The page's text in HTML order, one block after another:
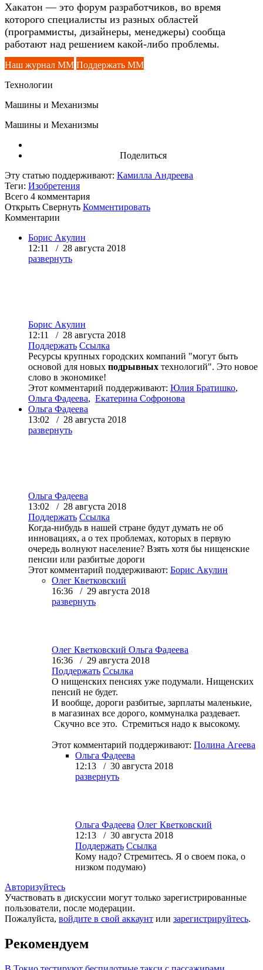
Хакатон — это форум разработчиков, во время
которого специалисты из разных областей
(программисты, дизайнеры, менеджеры) сообща
работают над решением какой-либо проблемы.
Наш журнал ММ Поддержать ММ
Технологии
Машины и Механизмы
Машины и Механизмы
Поделиться
Эту статью поддерживают: Камилла Андреева
Теги: Изобретения
Всего 4 комментария
Открыть Свернуть Комментировать
Комментарии
Борис Акулин
12:11 / 28 августа 2018
развернуть
Борис Акулин
12:11 / 28 августа 2018
Поддержать Ссылка
Ресурсы крупных городских компаний "могут быть
основой для новых подрывных технологий". Это новое
слово в экономике!
Этот комментарий поддерживают: Юлия Братишко,
Ольга Фадеева, Екатерина Софронова
Ольга Фадеева
13:02 / 28 августа 2018
развернуть
Ольга Фадеева
13:02 / 28 августа 2018
Поддержать Ссылка
Когда-нибудь в нашей стране будут думать не об
инновациях, а о тех проблемах, которых в первую
очередь волнуют население? Взять хотя бы нищенские
пенсии или разбитые дороги
Этот комментарий поддерживают: Борис Акулин
Олег Кветковский
16:36 / 29 августа 2018
развернуть
Олег Кветковский Ольга Фадеева
16:36 / 29 августа 2018
Поддержать Ссылка
О нищенских пенсиях уже подумали. Нищенских
пенсий не будет.
И вообще, дороги разбитые, зарплаты маленькие,
в магазинах все дорого, коммуналка раздевает.
Скучно все это. Стремиться надо к высокому.
Этот комментарий поддерживают: Полина Агеева
Ольга Фадеева
12:13 / 30 августа 2018
развернуть
Ольга Фадеева Олег Кветковский
12:13 / 30 августа 2018
Поддержать Ссылка
Кому надо? Стремитесь. Я о своем пока, о
низком подумаю)
Авторизуйтесь
Участвовать в дискуссии могут только зарегистрированные
пользователи, после модерации.
Пожалуйста, войдите в свой аккаунт или зарегистрируйтесь.
Рекомендуем